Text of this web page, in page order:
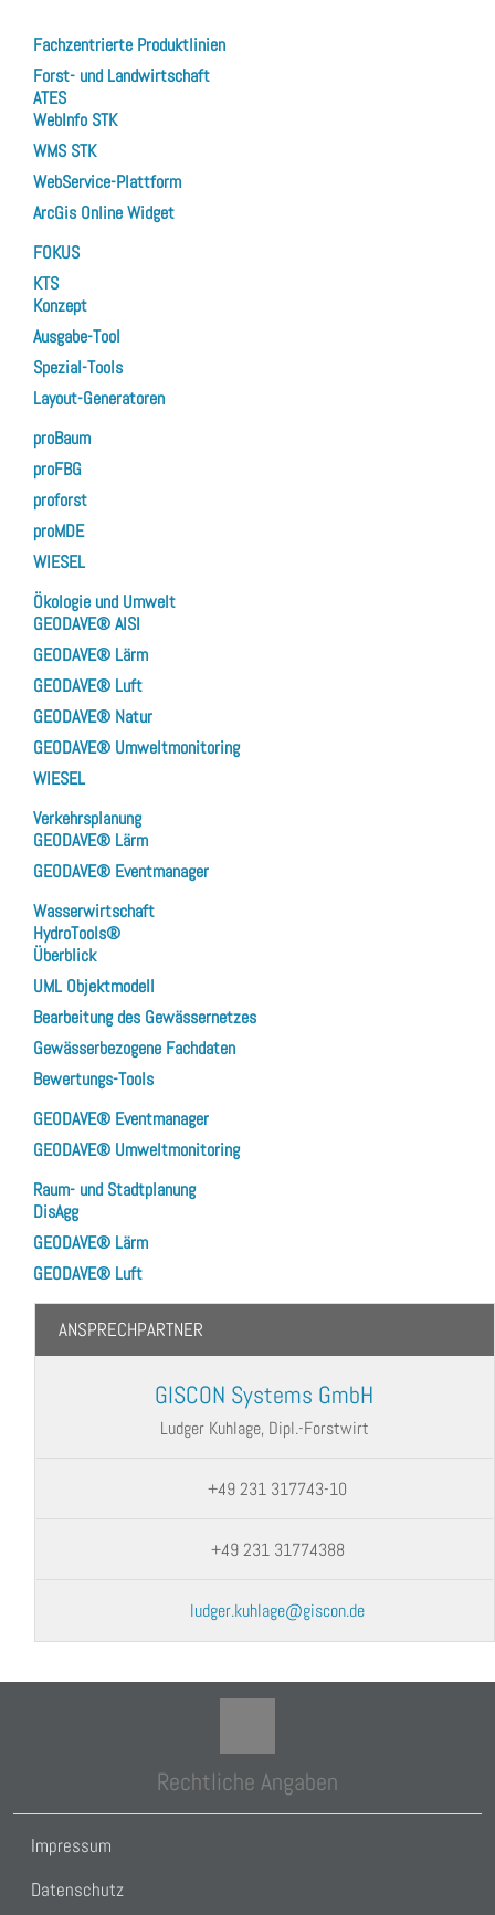
Fachzentrierte Produktlinien
Forst- und Landwirtschaft
ATES
WebInfo STK
WMS STK
WebService-Plattform
ArcGis Online Widget
FOKUS
KTS
Konzept
Ausgabe-Tool
Spezial-Tools
Layout-Generatoren
proBaum
proFBG
proforst
proMDE
WIESEL
Ökologie und Umwelt
GEODAVE® AISI
GEODAVE® Lärm
GEODAVE® Luft
GEODAVE® Natur
GEODAVE® Umweltmonitoring
WIESEL
Verkehrsplanung
GEODAVE® Lärm
GEODAVE® Eventmanager
Wasserwirtschaft
HydroTools®
Überblick
UML Objektmodell
Bearbeitung des Gewässernetzes
Gewässerbezogene Fachdaten
Bewertungs-Tools
GEODAVE® Eventmanager
GEODAVE® Umweltmonitoring
Raum- und Stadtplanung
DisAgg
GEODAVE® Lärm
GEODAVE® Luft
ANSPRECHPARTNER
GISCON Systems GmbH
Ludger Kuhlage, Dipl.-Forstwirt
+49 231 317743-10
+49 231 31774388
ludger.kuhlage@giscon.de
Rechtliche Angaben
Impressum
Datenschutz